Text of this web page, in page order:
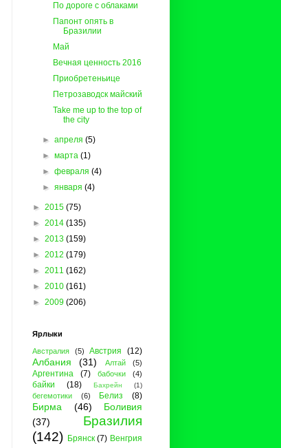
По дороге с облаками
Папонт опять в
Бразилии
Май
Вечная ценность 2016
Приобретеньице
Петрозаводск майский
Take me up to the top of
the city
►апреля(5)
►марта(1)
►февраля(4)
►января(4)
► 2015 (75)
► 2014 (135)
► 2013 (159)
► 2012 (179)
► 2011 (162)
► 2010 (161)
► 2009 (206)
Ярлыки
Австралия (5) Австрия (12)
Албания (31) Алтай (5)
Аргентина (7) бабочки (4)
байки (18) Бахрейн (1)
бегемотики (6) Белиз (8)
Бирма (46)
Боливия
(37)
Бразилия
(142) Брянск (7) Венгрия